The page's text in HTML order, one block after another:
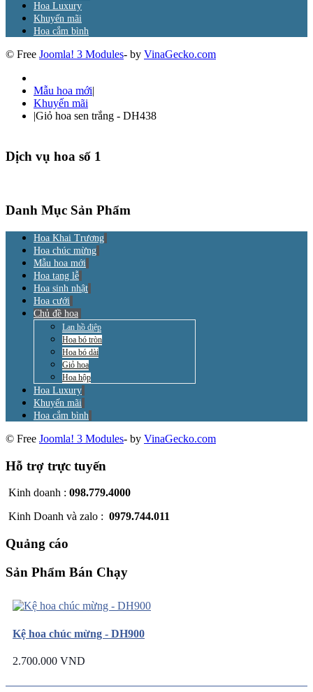
Hoa Luxury
Khuyến mãi
Hoa cắm bình
© Free Joomla! 3 Modules- by VinaGecko.com
Mẫu hoa mới|
Khuyến mãi
|Giỏ hoa sen trắng - DH438
Dịch vụ hoa số 1
Danh Mục Sản Phẩm
Hoa Khai Trương
Hoa chúc mừng
Mẫu hoa mới
Hoa tang lễ
Hoa sinh nhật
Hoa cưới
Chủ đề hoa
Lan hồ điệp
Hoa bó tròn
Hoa bó dài
Giỏ hoa
Hoa hộp
Hoa Luxury
Khuyến mãi
Hoa cắm bình
© Free Joomla! 3 Modules- by VinaGecko.com
Hỗ trợ trực tuyến
Kinh doanh : 098.779.4000
Kinh Doanh và zalo : 0979.744.011
Quảng cáo
Sản Phẩm Bán Chạy
Kệ hoa chúc mừng - DH900
2.700.000 VND